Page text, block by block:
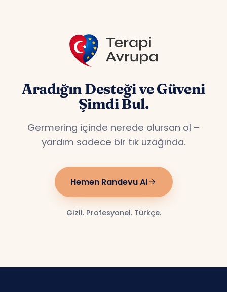
Aradığın Desteği ve Güveni
Şimdi Bul.
Germering içinde nerede olursan ol –
yardım sadece bir tık uzağında.
Hemen Randevu Al
Gizli. Profesyonel. Türkçe.